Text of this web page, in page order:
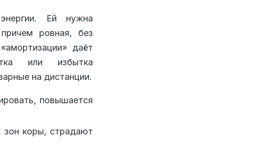
Ей нужна
ровная, без
даёт
или избытка
на дистанции.
повышается
зон коры, страдают